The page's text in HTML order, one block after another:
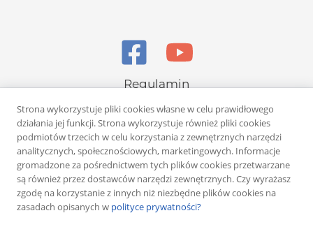
Regulamin
Polityka prywatności
Copyright © 2026 Rafał Żuber
Strona wykorzystuje pliki cookies własne w celu prawidłowego
działania jej funkcji. Strona wykorzystuje również pliki cookies
podmiotów trzecich w celu korzystania z zewnętrznych narzędzi
analitycznych, społecznościowych, marketingowych. Informacje
gromadzone za pośrednictwem tych plików cookies przetwarzane
są również przez dostawców narzędzi zewnętrznych. Czy wyrażasz
zgodę na korzystanie z innych niż niezbędne plików cookies na
zasadach opisanych w polityce prywatności?